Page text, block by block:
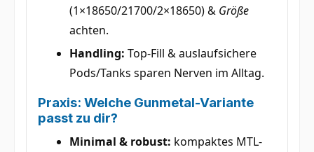
(1×18650/21700/2×18650) & Größe
achten.
Handling: Top-Fill & auslaufsichere
Pods/Tanks sparen Nerven im Alltag.
Praxis: Welche Gunmetal-Variante
passt zu dir?
Minimal & robust: kompaktes MTL-